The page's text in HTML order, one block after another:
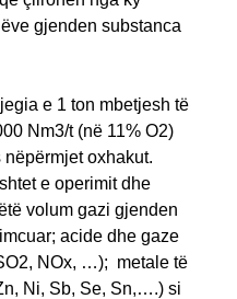
gjenden substanca
e 1 ton mbetjesh të
Nm3/t (në 11% O2)
oxhakut.
e operimit dhe
volum gazi gjenden
acide dhe gaze
NOx, …); metale të
Ni, Sb, Se, Sn,….) si